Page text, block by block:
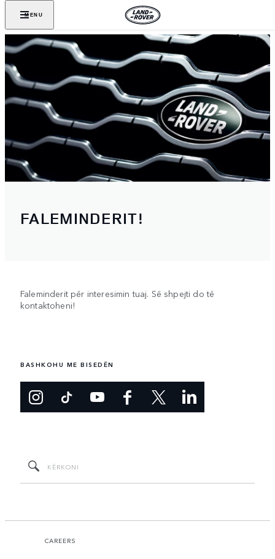
MENU
FALEMINDERIT!
Faleminderit për interesimin tuaj. Së shpejti do të
kontaktoheni!
BASHKOHU ME BISEDËN
CAREERS